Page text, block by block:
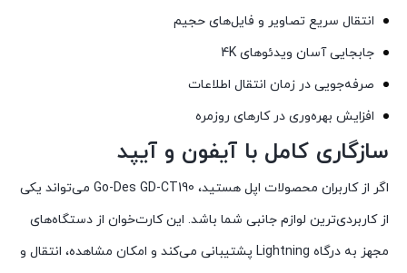
انتقال سریع تصاویر و فایل‌های حجیم
جابجایی آسان ویدئوهای 4K
صرفه‌جویی در زمان انتقال اطلاعات
افزایش بهره‌وری در کارهای روزمره
سازگاری کامل با آیفون و آیپد
اگر از کاربران محصولات اپل هستید، Go-Des GD-CT190 می‌تواند یکی
از کاربردی‌ترین لوازم جانبی شما باشد. این کارت‌خوان از دستگاه‌های
مجهز به درگاه Lightning پشتیبانی می‌کند و امکان مشاهده، انتقال و